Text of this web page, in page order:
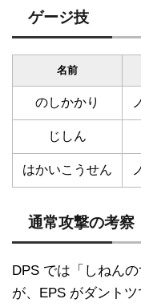
ゲージ技
名前
のしかかり
じしん
はかいこうせん
通常攻撃の考察
DPS では「しねん
が、EPS がダント